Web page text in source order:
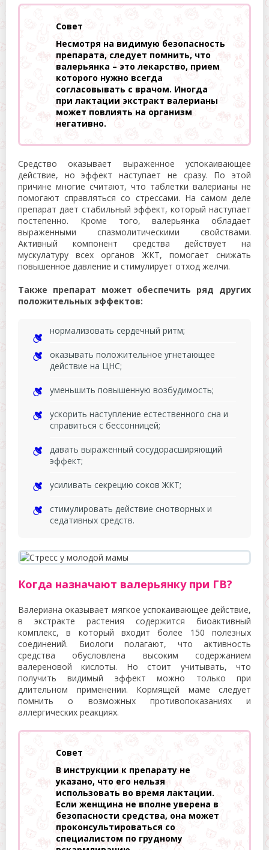
Совет
Несмотря на видимую безопасность
препарата, следует помнить, что
валерьянка – это лекарство, прием
которого нужно всегда
согласовывать с врачом. Иногда
при лактации экстракт валерианы
может повлиять на организм
негативно.
Средство оказывает выраженное успокаивающее
действие, но эффект наступает не сразу. По этой
причине многие считают, что таблетки валерианы не
помогают справляться со стрессами. На самом деле
препарат дает стабильный эффект, который наступает
постепенно. Кроме того, валерьянка обладает
выраженными спазмолитическими свойствами.
Активный компонент средства действует на
мускулатуру всех органов ЖКТ, помогает снижать
повышенное давление и стимулирует отход желчи.
Также препарат может обеспечить ряд других
положительных эффектов:
нормализовать сердечный ритм;
оказывать положительное угнетающее
действие на ЦНС;
уменьшить повышенную возбудимость;
ускорить наступление естественного сна и
справиться с бессонницей;
давать выраженный сосудорасширяющий
эффект;
усиливать секрецию соков ЖКТ;
стимулировать действие снотворных и
седативных средств.
Когда назначают валерьянку при ГВ?
Валериана оказывает мягкое успокаивающее действие,
в экстракте растения содержится биоактивный
комплекс, в который входит более 150 полезных
соединений. Биологи полагают, что активность
средства обусловлена высоким содержанием
валереновой кислоты. Но стоит учитывать, что
получить видимый эффект можно только при
длительном применении. Кормящей маме следует
помнить о возможных противопоказаниях и
аллергических реакциях.
Совет
В инструкции к препарату не
указано, что его нельзя
использовать во время лактации.
Если женщина не вполне уверена в
безопасности средства, она может
проконсультироваться со
специалистом по грудному